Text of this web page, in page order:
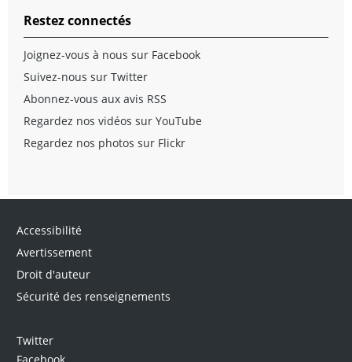
Restez connectés
Joignez-vous à nous sur Facebook
Suivez-nous sur Twitter
Abonnez-vous aux avis RSS
Regardez nos vidéos sur YouTube
Regardez nos photos sur Flickr
Accessibilité
Avertissement
Droit d'auteur
Sécurité des renseignements
Twitter